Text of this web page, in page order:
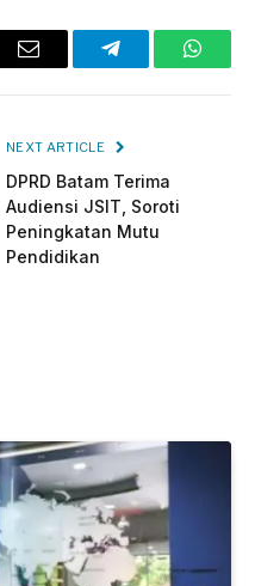
Email Telegram
NEXT ARTICLE
DPRD Batam Terima
Audiensi JSIT, Soroti
Peningkatan Mutu
Pendidikan